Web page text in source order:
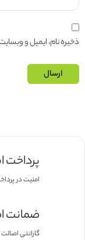
ذخیره نام، ایمیل و
پرداخت
امنیت در
ضمانت
گارانتی